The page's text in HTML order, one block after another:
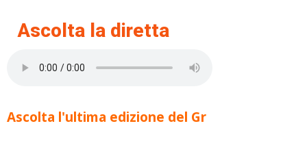
Ascolta la diretta
Ascolta l'ultima edizione del Gr